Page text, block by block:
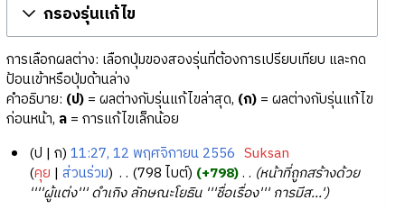
กรองรุ่นแก้ไข
การเลือกผลต่าง: เลือกปุ่มของสองรุ่นที่ต้องการเปรียบเทียบ และกด
ป้อนเข้าหรือปุ่มด้านล่าง
คำอธิบาย: (ป)= ผลต่างกับรุ่นแก้ไขล่าสุด, (ก)= ผลต่างกับรุ่นแก้ไข
ก่อนหน้า, ล= การแก้ไขเล็กน้อย
ป ก 11:27, 12 พฤศจิกายน 2556 Suksan
คุย ส่วนร่วม ‎ 798 ไบต์ +798 ‎
หน้าที่ถูกสร้างด้วย
''''ผู้แต่ง''' ดำเกิง ลักษณะโยธิน '''ชื่อเรื่อง''' การมีส...'